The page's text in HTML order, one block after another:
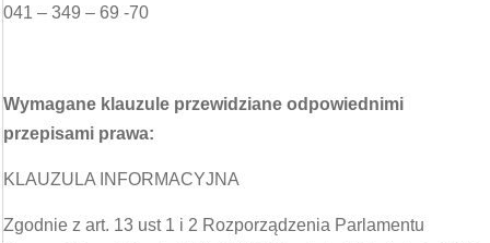
041 – 349 – 69 -70
Wymagane klauzule przewidziane odpowiednimi
przepisami prawa:
KLAUZULA INFORMACYJNA
Zgodnie z art. 13 ust 1 i 2 Rozporządzenia Parlamentu